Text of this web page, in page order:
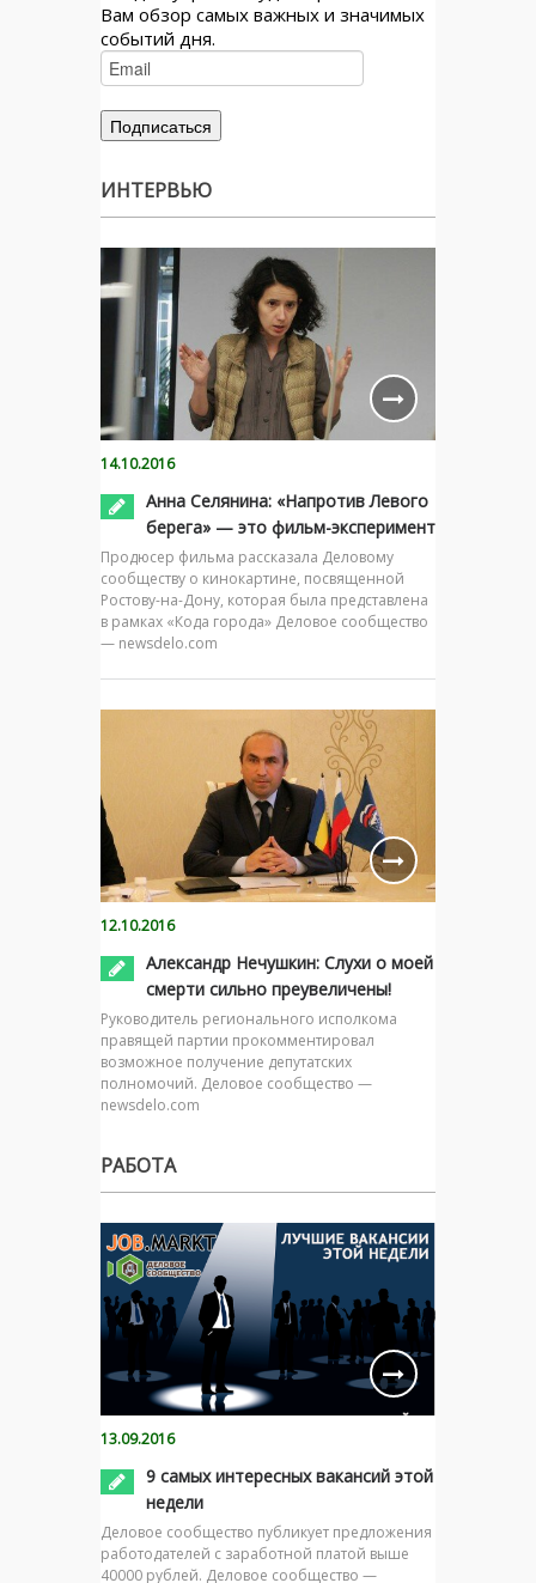
Вам обзор самых важных и значимых
событий дня.
ИНТЕРВЬЮ
14.10.2016
Анна Селянина: «Напротив Левого
берега» — это фильм-эксперимент
Продюсер фильма рассказала Деловому
сообществу о кинокартине, посвященной
Ростову-на-Дону, которая была представлена
в рамках «Кода города» Деловое сообщество
— newsdelo.com
12.10.2016
Александр Нечушкин: Слухи о моей
смерти сильно преувеличены!
Руководитель регионального исполкома
правящей партии прокомментировал
возможное получение депутатских
полномочий. Деловое сообщество —
newsdelo.com
РАБОТА
13.09.2016
9 самых интересных вакансий этой
недели
Деловое сообщество публикует предложения
работодателей с заработной платой выше
40000 рублей. Деловое сообщество —